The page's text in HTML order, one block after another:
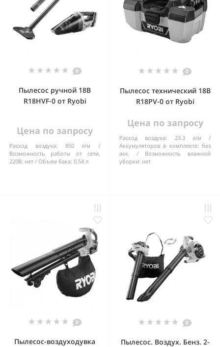
0
Пылесос ручной 18В
R18HVF-0 от Ryobi
Цена по запросу
Расход воздуха:
850 л/м
Возможность работы от сети,
220В: нет Объем бака: 0.54 л
0
Пылесос технический 18В
R18PV-0 от Ryobi
Цена по запросу
Расход воздуха:
23.3 л/м
Аккумуляторов в комплекте: без
акк.
Возможность влажной
уборки: нет
0
Пылесос-воздуходувка
0
Пылесос. Воздух. Бенз. 2-